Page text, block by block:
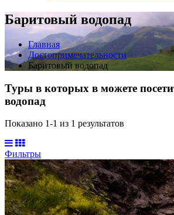
Баритовый водопад
Главная
Достопримечательности
Баритовый водопад
Туры в которых в можете
водопад
Показано 1-1 из 1 результатов
Фильтры